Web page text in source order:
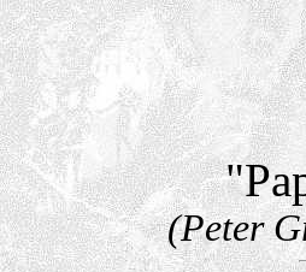
(Peter